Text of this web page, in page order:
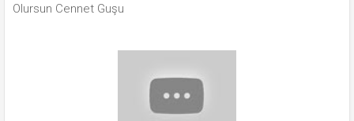
Olursun Cennet Guşu